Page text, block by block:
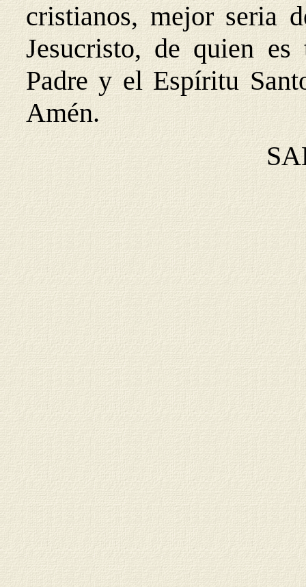
cristianos, mejor seria
Jesucristo, de quien
Padre y el Espíritu
Amén.